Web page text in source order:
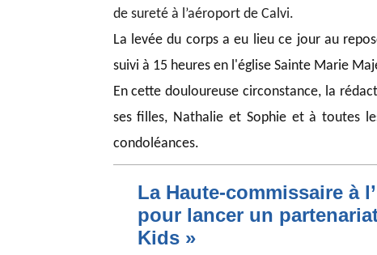
de sureté à l’aéroport de Calvi.
La levée du corps a eu lieu ce jour au
suivi à 15 heures en l'église Sainte Marie
En cette douloureuse circonstance, la
ses filles, Nathalie et Sophie et à toutes
condoléances.
La Haute-commissaire à
pour lancer un
Kids »